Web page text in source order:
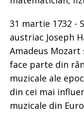
31 martie 1732 -
austriac Joseph
Amadeus Mozart
face parte din
muzicale ale
din cei mai
muzicale din